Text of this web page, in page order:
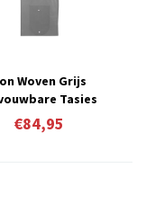
Woven Grijs
Tasjes
á 100 stuks
€84,95